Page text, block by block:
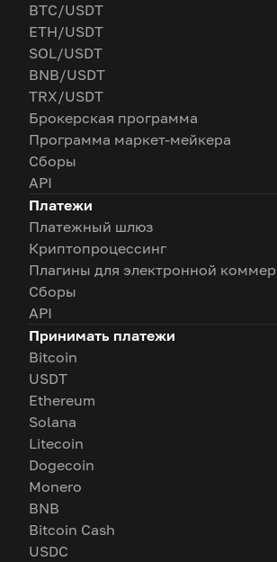
BTC/USDT
ETH/USDT
SOL/USDT
BNB/USDT
TRX/USDT
Брокерская программа
Программа маркет-мейкера
Сборы
API
Платежи
Платежный шлюз
Криптопроцессинг
Плагины для электронной
Сборы
API
Принимать платежи
Bitcoin
USDT
Ethereum
Solana
Litecoin
Dogecoin
Monero
BNB
Bitcoin Cash
USDC